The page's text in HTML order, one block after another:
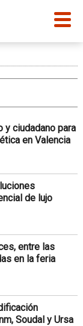
y ciudadano para
en Valencia
de lujo
entre las
en la feria
Soudal y Ursa